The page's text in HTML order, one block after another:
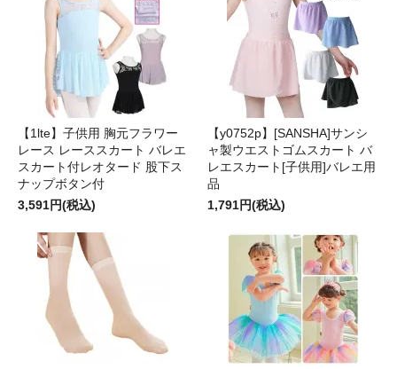
【1lte】子供用 胸元フラワー
レース レーススカート バレエ
スカート付レオタード 股下ス
ナップボタン付
3,591円(税込)
【y0752p】[SANSHA]サンシ
ャ製ウエストゴムスカート バ
レエスカート[子供用]バレエ用
品
1,791円(税込)